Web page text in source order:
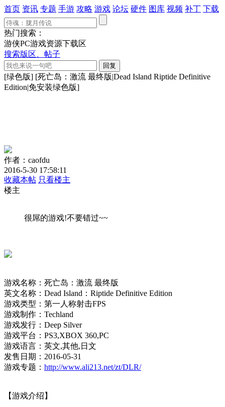
首页 资讯 专题 手游 攻略 游戏 论坛 硬件 图库 视频 补丁 下载
热门搜索：
游侠PC游戏资源下载区
搜索版区、帖子
[绿色版] [死亡岛：激流 最终版|Dead Island Riptide Definitive
Edition|免安装绿色版]
作者：caofdu
2016-5-30 17:58:11
收藏本帖 只看楼主
楼主
很屌的游戏!不要错过~~
游戏名称：死亡岛：激流 最终版
英文名称：Dead Island：Riptide Definitive Edition
游戏类型：第一人称射击FPS
游戏制作：Techland
游戏发行：Deep Silver
游戏平台：PS3,XBOX 360,PC
游戏语言：英文,其他,日文
发售日期：2016-05-31
游戏专题： http://www.ali213.net/zt/DLR/
【游戏介绍】